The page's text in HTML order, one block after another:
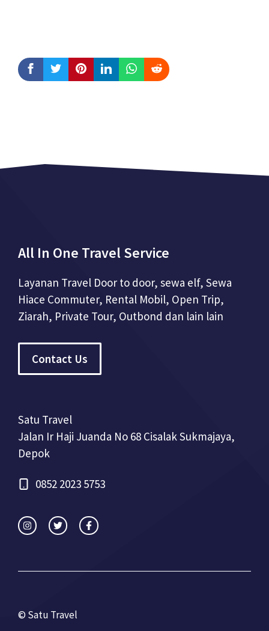
All In One Travel Service
Layanan Travel Door to door, sewa elf, Sewa
Hiace Commuter, Rental Mobil, Open Trip,
Ziarah, Private Tour, Outbond dan lain lain
Contact Us
Satu Travel
Jalan Ir Haji Juanda No 68 Cisalak Sukmajaya,
Depok
0852 2023 5753
© Satu Travel